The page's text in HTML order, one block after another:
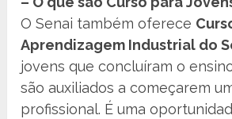
O Senai também oferece
Aprendizagem Industrial do
jovens que concluíram o
são auxiliados a começarem
profissional. É uma